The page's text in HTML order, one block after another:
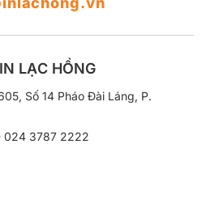
LẠC HỒNG
Số 14 Pháo Đài Láng, P.
024 3787 2222